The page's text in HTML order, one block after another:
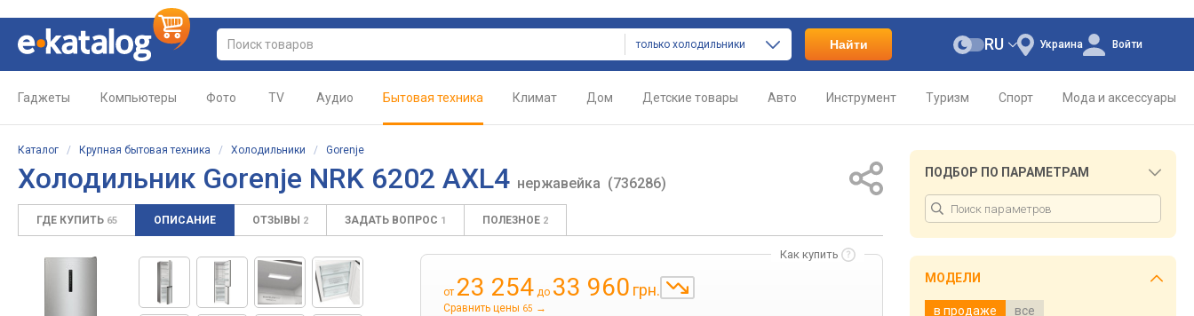
только холодильники Найти Украина
RU Войти
Гаджеты Компьютеры Фото TV Аудио Бытовая техника Климат Дом Детские товары Авто Инструмент Туризм Спорт Мода и аксессуары
Каталог / Крупная бытовая техника / Холодильники / Gorenje
Холодильник Gorenje NRK 6202 AXL4 нержавейка (736286)
ГДЕ КУПИТЬ 65 ОПИСАНИЕ ОТЗЫВЫ 2 ЗАДАТЬ ВОПРОС 1 ПОЛЕЗНОЕ 2
Как купить
от 23 254 до 33 960 грн.
Сравнить цены 65 →
ПОДБОР ПО ПАРАМЕТРАМ
МОДЕЛИ
в продаже все